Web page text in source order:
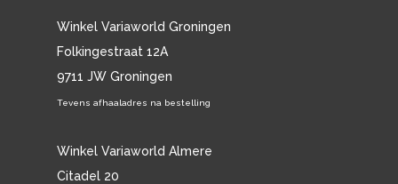
Winkel Variaworld Groningen
Folkingestraat 12A
9711 JW Groningen
Tevens afhaaladres na bestelling
Winkel Variaworld Almere
Citadel 20